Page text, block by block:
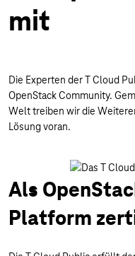
mit
Die Experten der T Cloud
OpenStack Community.
Welt treiben wir die
Lösung voran.
Als
Platform